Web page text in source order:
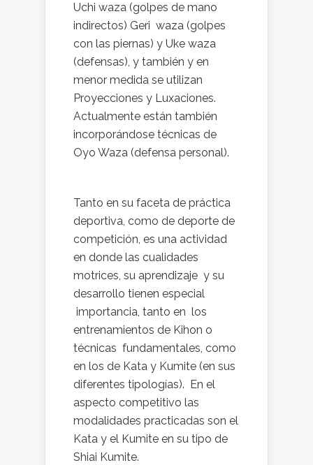
Uchi waza (golpes de mano
indirectos) Geri waza (golpes
con las piernas) y Uke waza
(defensas), y también y en
menor medida se utilizan
Proyecciones y Luxaciones.
Actualmente están también
incorporándose técnicas de
Oyo Waza (defensa personal).
Tanto en su faceta de práctica
deportiva, como de deporte de
competición, es una actividad
en donde las cualidades
motrices, su aprendizaje y su
desarrollo tienen especial
importancia, tanto en los
entrenamientos de Kihon o
técnicas fundamentales, como
en los de Kata y Kumite (en sus
diferentes tipologías). En el
aspecto competitivo las
modalidades practicadas son el
Kata y el Kumite en su tipo de
Shiai Kumite.